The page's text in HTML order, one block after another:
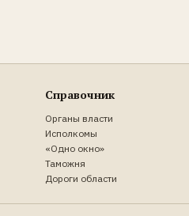
Справочник
Органы власти
Исполкомы
«Одно окно»
Таможня
Дороги области